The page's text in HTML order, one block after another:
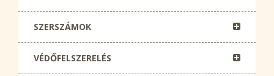
SZERSZÁMOK
VÉDŐFELSZERELÉS